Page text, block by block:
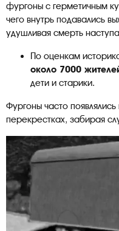
фургоны с герметичным
чего внутрь подавались
удушливая смерть
По оценкам
около 7000
дети и старики.
Фургоны часто
перекрестках, забирая